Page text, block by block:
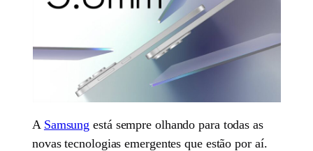
A Samsung está sempre olhando para todas as
novas tecnologias emergentes que estão por aí.